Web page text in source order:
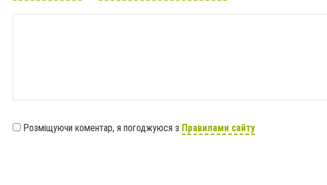
Розміщуючи коментар, я погоджуюся з Правилами сайту